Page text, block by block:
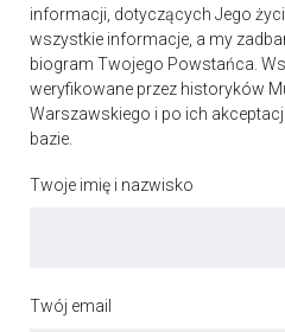
informacji, dotyczących Jego
wszystkie informacje, a my
biogram Twojego Powstańca.
weryfikowane przez historyków
Warszawskiego i po ich
bazie.
Twoje imię i nazwisko
Twój email